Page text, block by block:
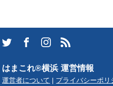
はまこれ®横浜 運営情報
運営者について プライバシーポリ